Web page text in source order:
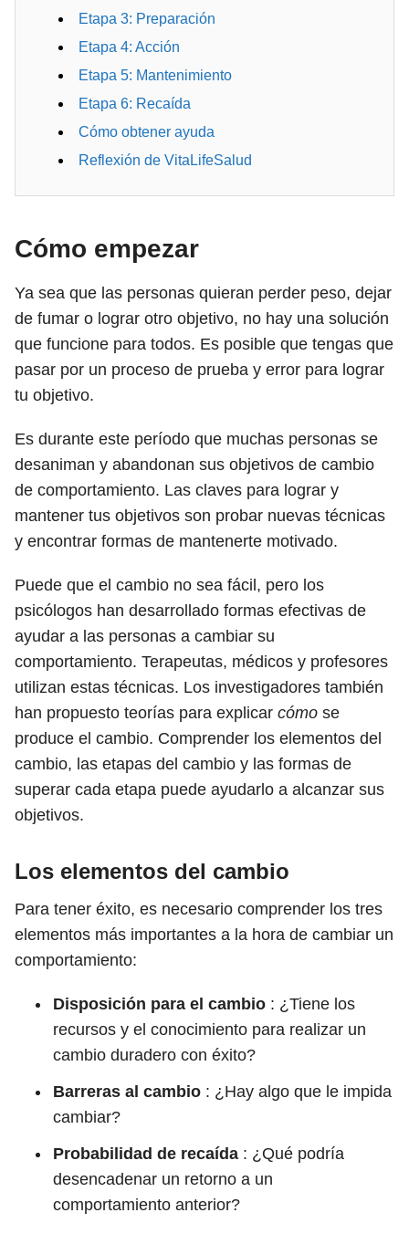
Etapa 3: Preparación
Etapa 4: Acción
Etapa 5: Mantenimiento
Etapa 6: Recaída
Cómo obtener ayuda
Reflexión de VitaLifeSalud
Cómo empezar
Ya sea que las personas quieran perder peso, dejar
de fumar o lograr otro objetivo, no hay una solución
que funcione para todos. Es posible que tengas que
pasar por un proceso de prueba y error para lograr
tu objetivo.
Es durante este período que muchas personas se
desaniman y abandonan sus objetivos de cambio
de comportamiento. Las claves para lograr y
mantener tus objetivos son probar nuevas técnicas
y encontrar formas de mantenerte motivado.
Puede que el cambio no sea fácil, pero los
psicólogos han desarrollado formas efectivas de
ayudar a las personas a cambiar su
comportamiento. Terapeutas, médicos y profesores
utilizan estas técnicas. Los investigadores también
han propuesto teorías para explicar cómo se
produce el cambio. Comprender los elementos del
cambio, las etapas del cambio y las formas de
superar cada etapa puede ayudarlo a alcanzar sus
objetivos.
Los elementos del cambio
Para tener éxito, es necesario comprender los tres
elementos más importantes a la hora de cambiar un
comportamiento:
Disposición para el cambio : ¿Tiene los
recursos y el conocimiento para realizar un
cambio duradero con éxito?
Barreras al cambio : ¿Hay algo que le impida
cambiar?
Probabilidad de recaída : ¿Qué podría
desencadenar un retorno a un
comportamiento anterior?